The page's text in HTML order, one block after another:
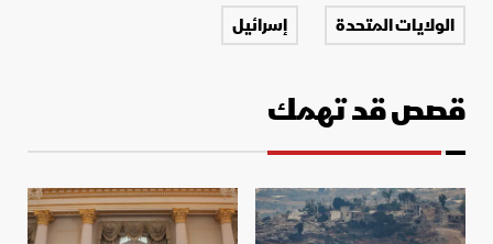
الولايات المتحدة
إسرائيل
قصص قد تهمك